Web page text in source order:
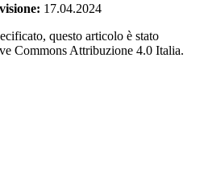
17.04.2024
questo articolo è stato
Commons Attribuzione 4.0 Italia.